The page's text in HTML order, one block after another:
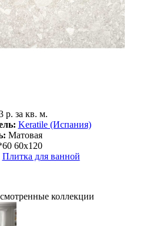
р. за кв. м.
Keratile (Испания)
Матовая
60x120
Плитка для ванной
коллекции